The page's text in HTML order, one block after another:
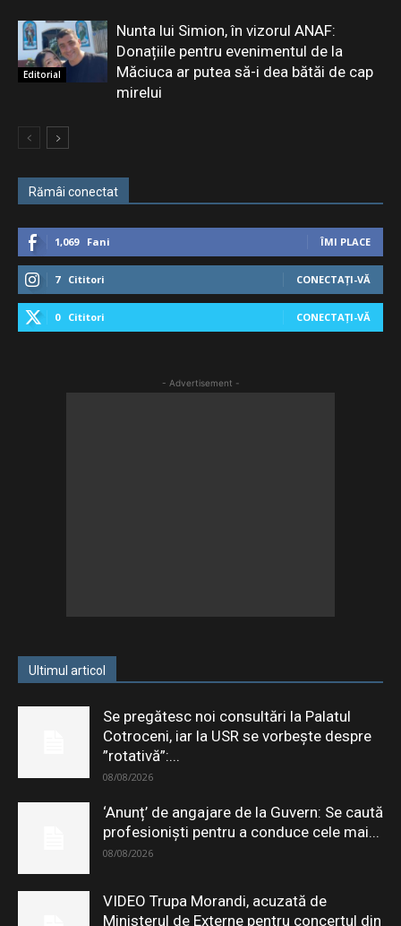
Editorial
Nunta lui Simion, în vizorul ANAF:
Donațiile pentru evenimentul de la
Măciuca ar putea să-i dea bătăi de cap
mirelui
Rămâi conectat
1,069 Fani ÎMI PLACE
7 Cititori CONECTAȚI-VĂ
0 Cititori CONECTAȚI-VĂ
- Advertisement -
Ultimul articol
Se pregătesc noi consultări la Palatul
Cotroceni, iar la USR se vorbește despre
”rotativă”:...
08/08/2026
‘Anunț’ de angajare de la Guvern: Se caută
profesioniști pentru a conduce cele mai...
08/08/2026
VIDEO Trupa Morandi, acuzată de
Ministerul de Externe pentru concertul din